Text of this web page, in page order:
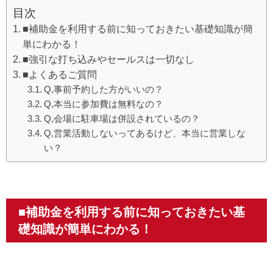
目次
■補助金を利用する前に知っておきたい基礎知識が簡
単にわかる！
■強引な打ち込みやセールスは一切なし
■よくあるご質問
Q,事前予約した方がいいの？
Q,本当に参加費は無料なの？
Q,会場に駐車場は併設されているの？
Q,営業活動しないってあるけど、本当に営業しな
い？
■補助金を利用する前に知っておきたい基
礎知識が簡単にわかる！